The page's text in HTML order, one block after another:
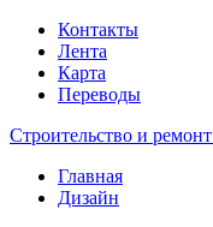
Контакты
Лента
Карта
Переводы
Строительство и
Главная
Дизайн